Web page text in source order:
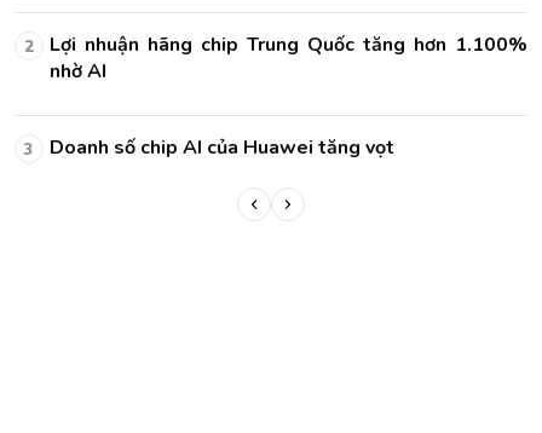
2
Lợi nhuận hãng chip Trung Quốc tăng hơn 1.100%
nhờ AI
3 Doanh số chip AI của Huawei tăng vọt